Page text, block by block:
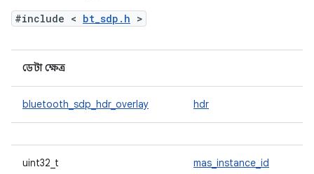
#include < bt_sdp.h >
ডেটা ক্ষেত্র
bluetooth_sdp_hdr_overlay hdr
uint32_t mas_instance_id